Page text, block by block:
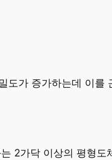
도가 증가하는데 이를
2가닥 이상의 평형도